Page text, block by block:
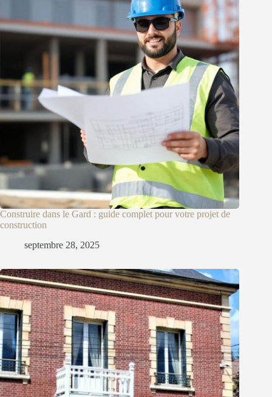
Construire dans le Gard : guide complet pour votre projet de
construction
septembre 28, 2025